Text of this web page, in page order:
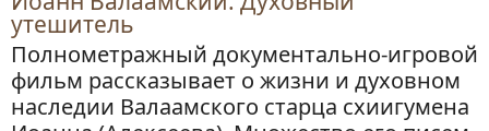
утешитель
Полнометражный документально-игровой
фильм рассказывает о жизни и духовном
наследии Валаамского старца схиигумена